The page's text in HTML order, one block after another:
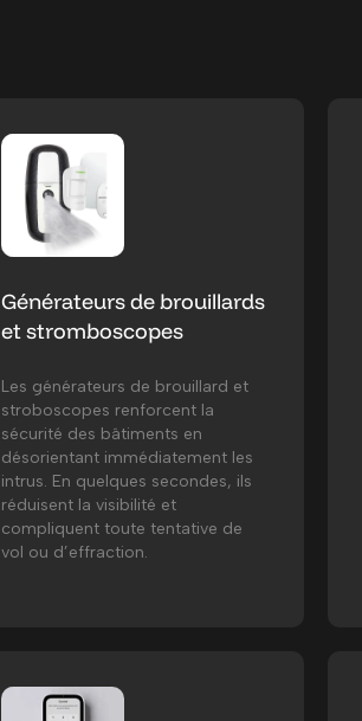
Générateurs de brouillards
et stromboscopes
Les générateurs de brouillard et
stroboscopes renforcent la
sécurité des bâtiments en
désorientant immédiatement les
intrus. En quelques secondes, ils
réduisent la visibilité et
compliquent toute tentative de
vol ou d’effraction.